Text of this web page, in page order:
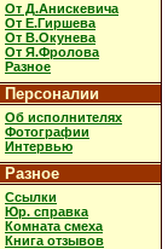
От Д.Анискевича
От Е.Гиршева
От В.Окунева
От Я.Фролова
Разное
Персоналии
Об исполнителях
Фотографии
Интервью
Разное
Ссылки
Юр. справка
Комната смеха
Книга отзывов